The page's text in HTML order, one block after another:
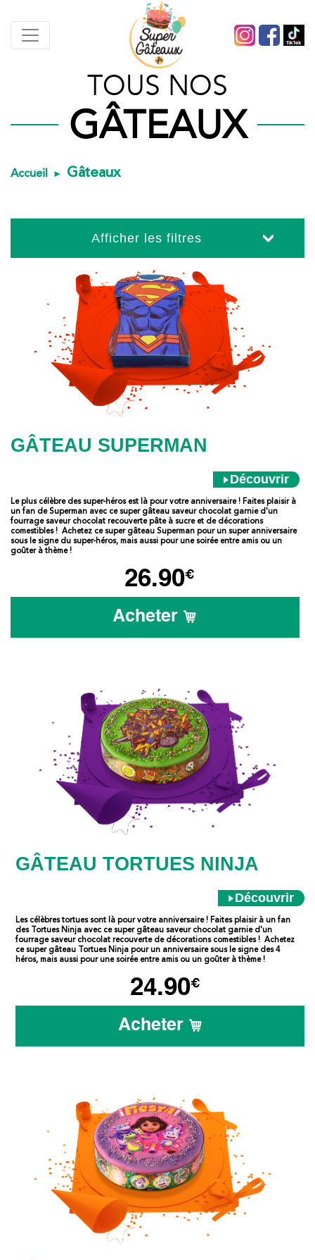
TOUS NOS
GÂTEAUX
Accueil Gâteaux
Afficher les filtres
GÂTEAU SUPERMAN
Découvrir
Le plus célèbre des super-héros est là pour votre anniversaire ! Faites plaisir à
un fan de Superman avec ce super gâteau saveur chocolat garnie d'un
fourrage saveur chocolat recouverte pâte à sucre et de décorations
comestibles ! Achetez ce super gâteau Superman pour un super anniversaire
sous le signe du super-héros, mais aussi pour une soirée entre amis ou un
goûter à thème !
26.90€
Acheter
GÂTEAU TORTUES NINJA
Découvrir
Les célèbres tortues sont là pour votre anniversaire ! Faites plaisir à un fan
des Tortues Ninja avec ce super gâteau saveur chocolat garnie d'un
fourrage saveur chocolat recouverte de décorations comestibles ! Achetez
ce super gâteau Tortues Ninja pour un anniversaire sous le signe des 4
héros, mais aussi pour une soirée entre amis ou un goûter à thème !
24.90€
Acheter